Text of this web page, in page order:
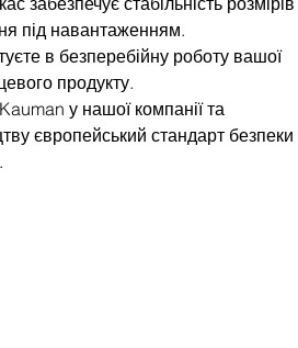
під навантаженням.
в безперебійну роботу вашої
продукту.
у нашої компанії та
європейський стандарт безпеки